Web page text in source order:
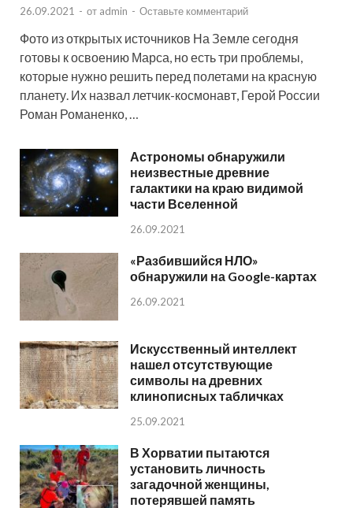
26.09.2021 - от admin - Оставьте комментарий
Фото из открытых источников На Земле сегодня
готовы к освоению Марса, но есть три проблемы,
которые нужно решить перед полетами на красную
планету. Их назвал летчик-космонавт, Герой России
Роман Романенко, …
Астрономы обнаружили
неизвестные древние
галактики на краю видимой
части Вселенной
26.09.2021
«Разбившийся НЛО»
обнаружили на Google-картах
26.09.2021
Искусственный интеллект
нашел отсутствующие
символы на древних
клинописных табличках
25.09.2021
В Хорватии пытаются
установить личность
загадочной женщины,
потерявшей память